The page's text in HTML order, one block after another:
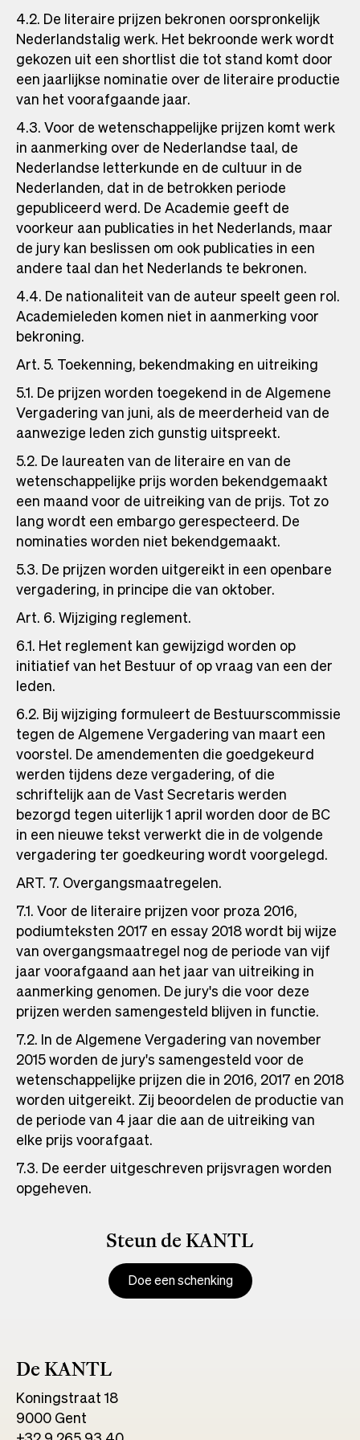
4.2. De literaire prijzen bekronen oorspronkelijk
Nederlandstalig werk. Het bekroonde werk wordt
gekozen uit een shortlist die tot stand komt door
een jaarlijkse nominatie over de literaire productie
van het voorafgaande jaar.
4.3. Voor de wetenschappelijke prijzen komt werk
in aanmerking over de Nederlandse taal, de
Nederlandse letterkunde en de cultuur in de
Nederlanden, dat in de betrokken periode
gepubliceerd werd. De Academie geeft de
voorkeur aan publicaties in het Nederlands, maar
de jury kan beslissen om ook publicaties in een
andere taal dan het Nederlands te bekronen.
4.4. De nationaliteit van de auteur speelt geen rol.
Academieleden komen niet in aanmerking voor
bekroning.
Art. 5. Toekenning, bekendmaking en uitreiking
5.1. De prijzen worden toegekend in de Algemene
Vergadering van juni, als de meerderheid van de
aanwezige leden zich gunstig uitspreekt.
5.2. De laureaten van de literaire en van de
wetenschappelijke prijs worden bekendgemaakt
een maand voor de uitreiking van de prijs. Tot zo
lang wordt een embargo gerespecteerd. De
nominaties worden niet bekendgemaakt.
5.3. De prijzen worden uitgereikt in een openbare
vergadering, in principe die van oktober.
Art. 6. Wijziging reglement.
6.1. Het reglement kan gewijzigd worden op
initiatief van het Bestuur of op vraag van een der
leden.
6.2. Bij wijziging formuleert de Bestuurscommissie
tegen de Algemene Vergadering van maart een
voorstel. De amendementen die goedgekeurd
werden tijdens deze vergadering, of die
schriftelijk aan de Vast Secretaris werden
bezorgd tegen uiterlijk 1 april worden door de BC
in een nieuwe tekst verwerkt die in de volgende
vergadering ter goedkeuring wordt voorgelegd.
ART. 7. Overgangsmaatregelen.
7.1. Voor de literaire prijzen voor proza 2016,
podiumteksten 2017 en essay 2018 wordt bij wijze
van overgangsmaatregel nog de periode van vijf
jaar voorafgaand aan het jaar van uitreiking in
aanmerking genomen. De jury's die voor deze
prijzen werden samengesteld blijven in functie.
7.2. In de Algemene Vergadering van november
2015 worden de jury's samengesteld voor de
wetenschappelijke prijzen die in 2016, 2017 en 2018
worden uitgereikt. Zij beoordelen de productie van
de periode van 4 jaar die aan de uitreiking van
elke prijs voorafgaat.
7.3. De eerder uitgeschreven prijsvragen worden
opgeheven.
Steun de KANTL
Doe een schenking
De KANTL
Koningstraat 18
9000 Gent